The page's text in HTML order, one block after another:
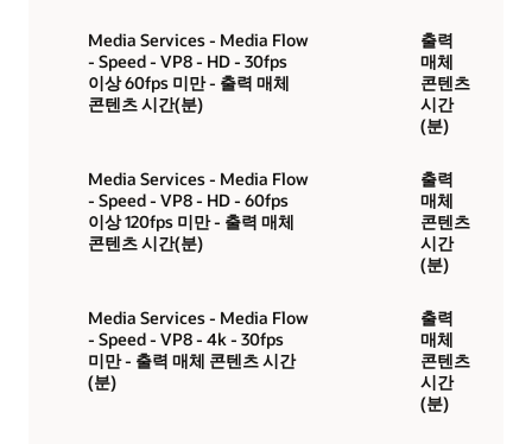
Media Services - Media Flow
- Speed - VP8 - HD - 30fps
이상 60fps 미만 - 출력 매체
콘텐츠 시간(분)
출력
매체
콘텐츠
시간
(분)
Media Services - Media Flow
- Speed - VP8 - HD - 60fps
이상 120fps 미만 - 출력 매체
콘텐츠 시간(분)
출력
매체
콘텐츠
시간
(분)
Media Services - Media Flow
- Speed - VP8 - 4k - 30fps
미만 - 출력 매체 콘텐츠 시간
(분)
출력
매체
콘텐츠
시간
(분)